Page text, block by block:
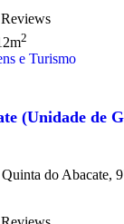
2
(Unidade de
do Abacate,